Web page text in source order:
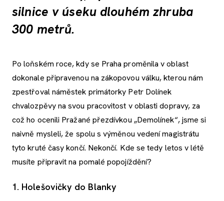
silnice v úseku dlouhém zhruba
300 metrů.
Po loňském roce, kdy se Praha proměnila v oblast
dokonale připravenou na zákopovou válku, kterou nám
zpestřoval náměstek primátorky Petr Dolínek
chvalozpěvy na svou pracovitost v oblasti dopravy, za
což ho ocenili Pražané přezdívkou „Demolínek“, jsme si
naivně mysleli, že spolu s výměnou vedení magistrátu
tyto kruté časy končí. Nekončí. Kde se tedy letos v létě
musíte připravit na pomalé popojíždění?
1. Holešovičky do Blanky